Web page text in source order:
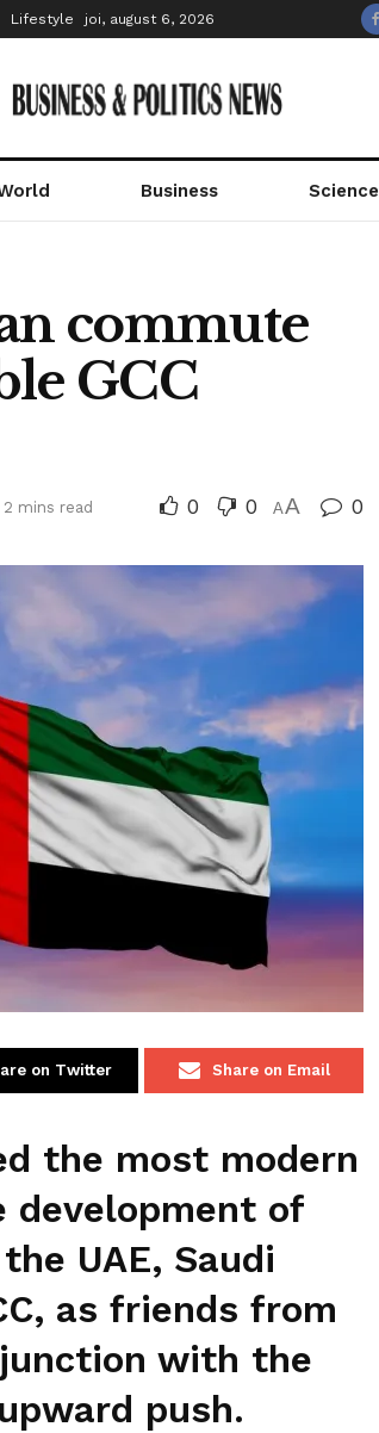
Lifestyle joi, august 6, 2026
Business Science
commute
GCC
2 mins read 0 0 AA 0
on Twitter Share on Email
the most modern
development of
UAE, Saudi
as friends from
with the
push.